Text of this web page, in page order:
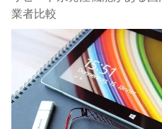
業者比較